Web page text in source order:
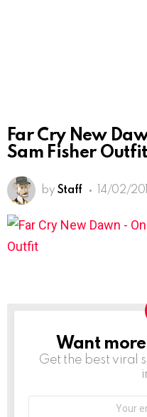
Far Cry New
Sam Fisher Outfit
by Staff 14/02/
NEWSLETTER
Want
Get the best viral